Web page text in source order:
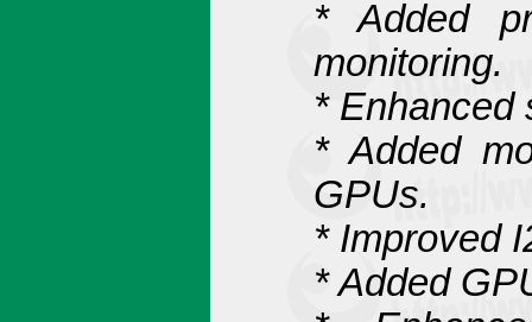
* Added
monitoring.
* Enhanced
* Added
GPUs.
* Improved
* Added